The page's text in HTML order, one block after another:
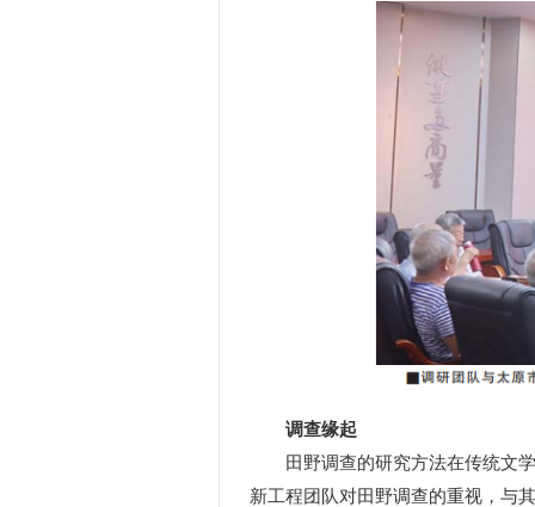
调查缘起
田野调查的研究方法在传统文学
新工程团队对田野调查的重视，与